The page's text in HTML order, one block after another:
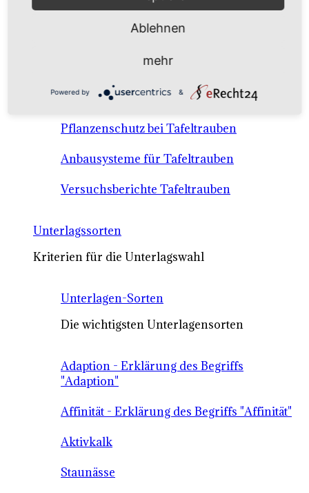
Anbausysteme & Recht
Tafeltrauben A-Z Sortenbeschreibungen
Tafeltraubenanbau - rechtliche
Voraussetzungen
Pflanzenschutz bei Tafeltrauben
Anbausysteme für Tafeltrauben
Versuchsberichte Tafeltrauben
Unterlagssorten
Kriterien für die Unterlagswahl
Unterlagen-Sorten
Die wichtigsten Unterlagensorten
Adaption - Erklärung des Begriffs
"Adaption"
Affinität - Erklärung des Begriffs "Affinität"
Aktivkalk
Staunässe
Ablehnen
mehr
Powered by &